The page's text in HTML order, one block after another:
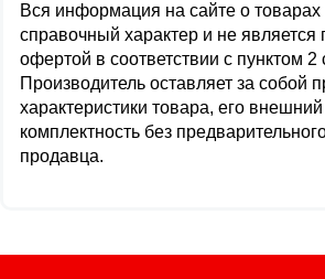
Вся информация на сайте о товарах
справочный характер и не является
офертой в соответствии с пунктом
Производитель оставляет за собой
характеристики товара, его
комплектность без
продавца.